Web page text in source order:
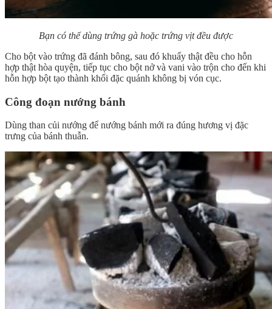
Bạn có thể dùng trứng gà hoặc trứng vịt đều được
Cho bột vào trứng đã đánh bông, sau đó khuấy thật đều cho hỗn
hợp thật hòa quyện, tiếp tục cho bột nở và vani vào trộn cho đến khi
hỗn hợp bột tạo thành khối đặc quánh không bị vón cục.
Công đoạn nướng bánh
Dùng than củi nướng để nướng bánh mới ra đúng hương vị đặc
trưng của bánh thuẫn.